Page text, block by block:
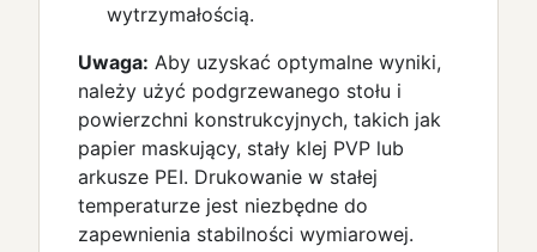
wytrzymałością.
Uwaga: Aby uzyskać optymalne wyniki,
należy użyć podgrzewanego stołu i
powierzchni konstrukcyjnych, takich jak
papier maskujący, stały klej PVP lub
arkusze PEI. Drukowanie w stałej
temperaturze jest niezbędne do
zapewnienia stabilności wymiarowej.